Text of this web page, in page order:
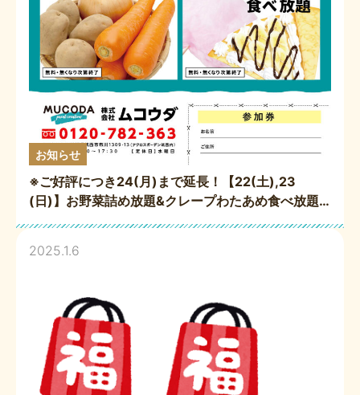
お知らせ
※ご好評につき24(月)まで延長！【22(土),23
(日)】お野菜詰め放題&クレープわたあめ食べ放題
😋 お客様感謝祭2025！
2025.1.6